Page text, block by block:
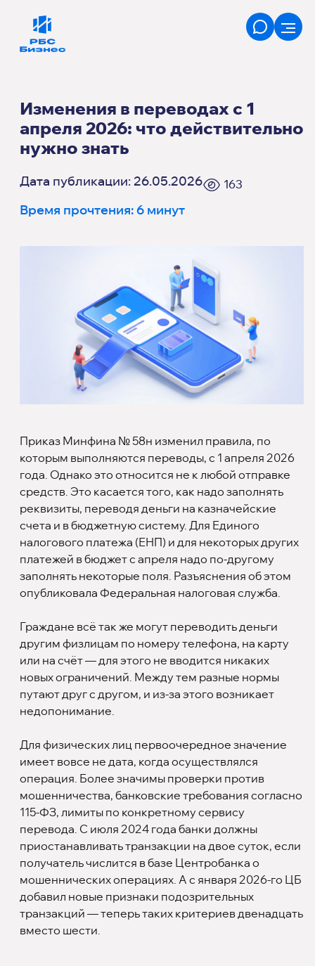
Изменения в переводах с 1
апреля 2026: что действительно
нужно знать
Дата публикации: 26.05.2026 163
Время прочтения: 6 минут
Приказ Минфина № 58н изменил правила, по
которым выполняются переводы, с 1 апреля 2026
года. Однако это относится не к любой отправке
средств. Это касается того, как надо заполнять
реквизиты, переводя деньги на казначейские
счета и в бюджетную систему. Для Единого
налогового платежа (ЕНП) и для некоторых других
платежей в бюджет с апреля надо по-другому
заполнять некоторые поля. Разъяснения об этом
опубликовала Федеральная налоговая служба.
Граждане всё так же могут переводить деньги
другим физлицам по номеру телефона, на карту
или на счёт — для этого не вводится никаких
новых ограничений. Между тем разные нормы
путают друг с другом, и из-за этого возникает
недопонимание.
Для физических лиц первоочередное значение
имеет вовсе не дата, когда осуществлялся
операция. Более значимы проверки против
мошенничества, банковские требования согласно
115-ФЗ, лимиты по конкретному сервису
перевода. С июля 2024 года банки должны
приостанавливать транзакции на двое суток, если
получатель числится в базе Центробанка о
мошеннических операциях. А с января 2026-го ЦБ
добавил новые признаки подозрительных
транзакций — теперь таких критериев двенадцать
вместо шести.